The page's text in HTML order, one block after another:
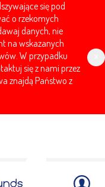
się pod
o rzekomych
danych, nie
na wskazanych
W przypadku
się z nami przez
znajdą Państwo z
trudny rok